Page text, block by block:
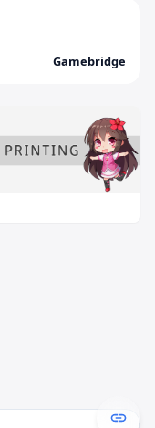
Gamebridge